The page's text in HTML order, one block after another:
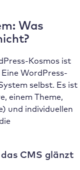
Was
Kosmos ist
WordPress-
selbst. Es ist
einem Theme,
und individuellen
CMS glänzt